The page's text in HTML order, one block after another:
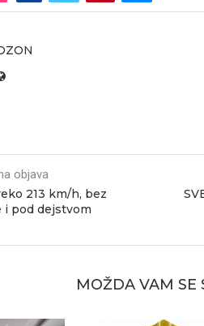
objava
213 km/h, bez
i pod dejstvom
MOŽDA VAM SE